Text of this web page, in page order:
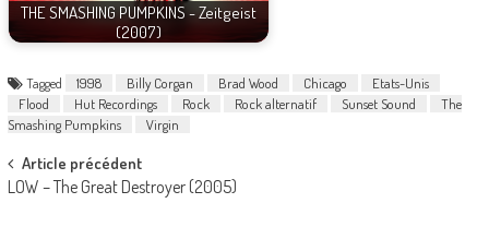
THE SMASHING PUMPKINS - Zeitgeist
(2007)
Tagged 1998 Billy Corgan Brad Wood Chicago
Etats-Unis
Flood
Hut Recordings Rock Rock alternatif Sunset Sound
The
Smashing Pumpkins
Virgin
Post
navigation
Article précédent
LOW – The Great Destroyer (2005)